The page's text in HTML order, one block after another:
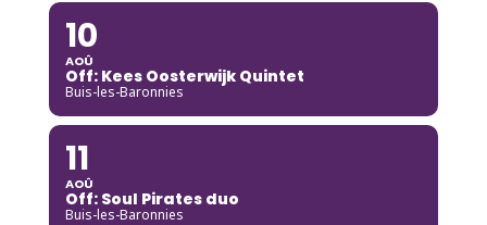
10
AOÛ
Off: Kees Oosterwijk Quintet
Buis-les-Baronnies
11
AOÛ
Off: Soul Pirates duo
Buis-les-Baronnies